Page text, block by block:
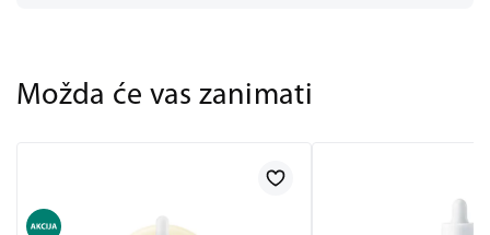
Možda će vas zanimati